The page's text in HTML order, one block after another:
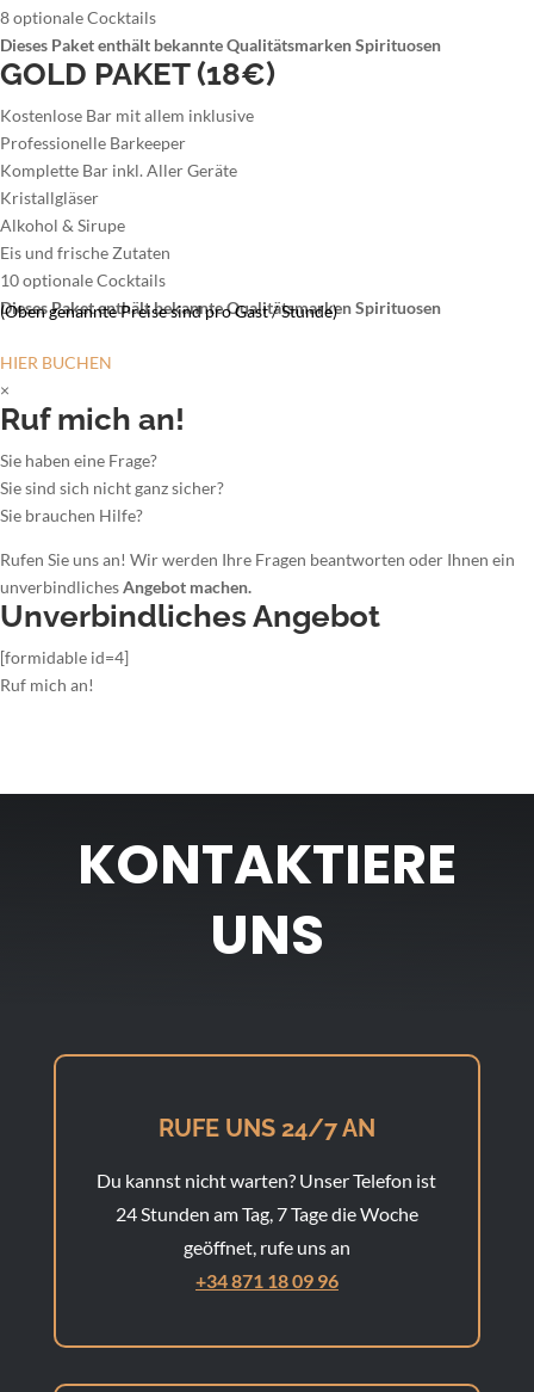
8 optionale Cocktails
Dieses Paket enthält bekannte Qualitätsmarken Spirituosen
GOLD PAKET (18€)
Kostenlose Bar mit allem inklusive
Professionelle Barkeeper
Komplette Bar inkl. Aller Geräte
Kristallgläser
Alkohol & Sirupe
Eis und frische Zutaten
10 optionale Cocktails
Dieses Paket enthält bekannte Qualitätsmarken Spirituosen
(Oben genannte Preise sind pro Gast / Stunde)
HIER BUCHEN
×
Ruf mich an!
Sie haben eine Frage?
Sie sind sich nicht ganz sicher?
Sie brauchen Hilfe?
Rufen Sie uns an! Wir werden Ihre Fragen beantworten oder Ihnen ein
unverbindlichesAngebot machen.
Unverbindliches Angebot
[formidable id=4]
Ruf mich an!
KONTAKTIERE
UNS
RUFE UNS 24/7 AN
Du kannst nicht warten? Unser Telefon ist
24 Stunden am Tag, 7 Tage die Woche
geöffnet, rufe uns an
+34 871 18 09 96